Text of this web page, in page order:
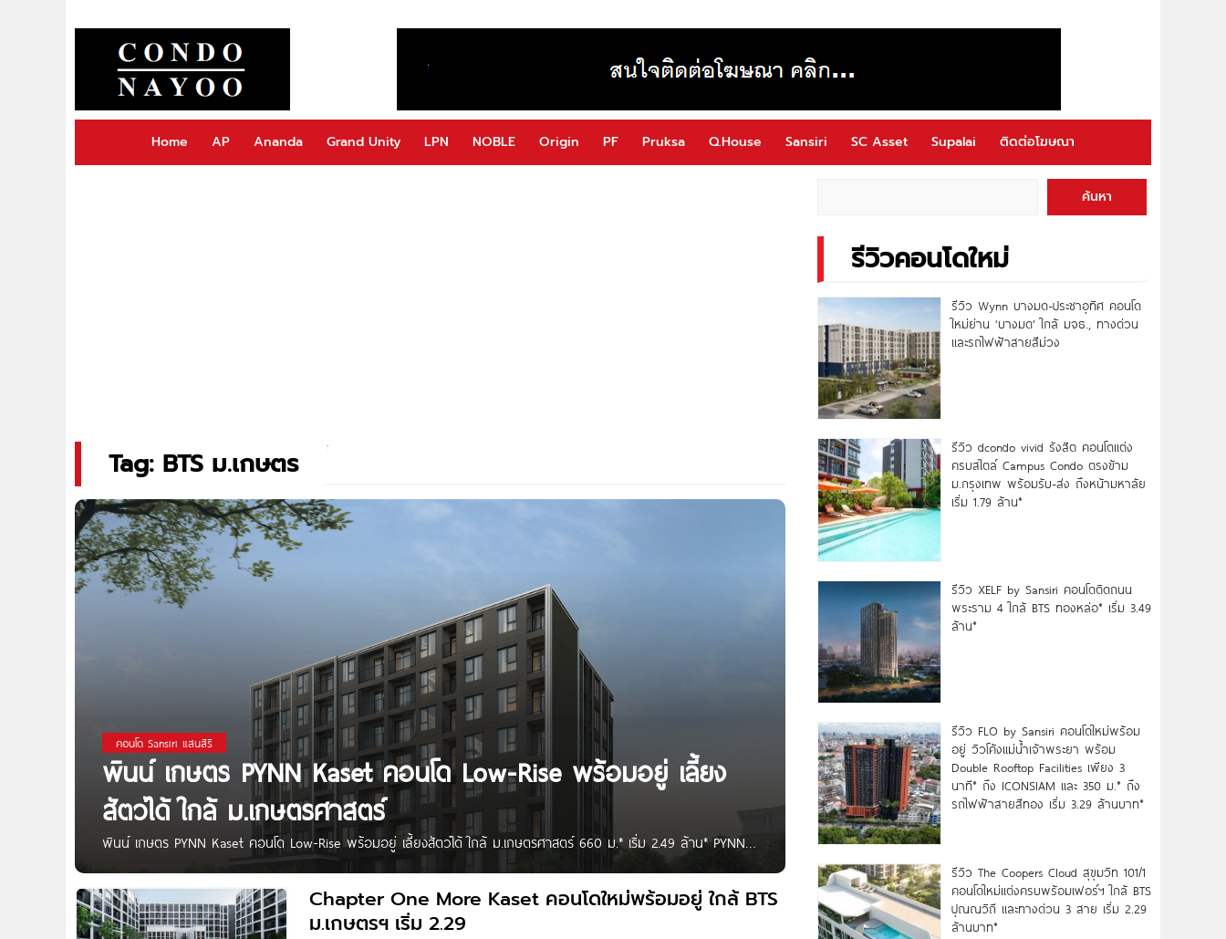
Home AP Ananda Grand Unity LPN NOBLE Origin PF Pruksa Q.House Sansiri SC Asset Supalai ติดต่อโฆษณา
Tag: BTS ม.เกษตร
คอนโด Sansiri แสนสิริ
พินน์ เกษตร PYNN Kaset คอนโด Low-Rise พร้อมอยู่ เลี้ยง
สัตว์ได้ ใกล้ ม.เกษตรศาสตร์
พินน์ เกษตร PYNN Kaset คอนโด Low-Rise พร้อมอยู่ เลี้ยงสัตว์ได้ ใกล้ ม.เกษตรศาสตร์ 660 ม.* เริ่ม 2.49 ล้าน* PYNN
เกษตร คอนโดพร้อมอยู่ เลี้ยงสัตว์ได้จาก แสนสิริ ตั้งอยู่ในซอยงามวงศ์วาน 54 (ซอยท่านผู้หญิงพหล) แขวงลาดยาว เขต
จตุจักร กทม. เพียง 2 นาที* ถึง
Chapter One More Kaset คอนโดใหม่พร้อมอยู่ ใกล้ BTS
ม.เกษตรฯ เริ่ม 2.29
ค้นหา
รีวิวคอนโดใหม่
รีวิว Wynn บางมด-ประชาอุทิศ คอนโด
ใหม่ย่าน ‘บางมด’ ใกล้ มจธ., ทางด่วน
และรถไฟฟ้าสายสีม่วง
รีวิว dcondo vivid รังสิต คอนโดแต่ง
ครบสไตล์ Campus Condo ตรงข้าม
ม.กรุงเทพ พร้อมรับ-ส่ง ถึงหน้ามหาลัย
เริ่ม 1.79 ล้าน*
รีวิว XELF by Sansiri คอนโดติดถนน
พระราม 4 ใกล้ BTS ทองหล่อ* เริ่ม 3.49
ล้าน*
รีวิว FLO by Sansiri คอนโดใหม่พร้อม
อยู่ วิวโค้งแม่น้ำเจ้าพระยา พร้อม
Double Rooftop Facilities เพียง 3
นาที* ถึง ICONSIAM และ 350 ม.* ถึง
รถไฟฟ้าสายสีทอง เริ่ม 3.29 ล้านบาท*
รีวิว The Coopers Cloud สุขุมวิท 101/1
คอนโดใหม่แต่งครบพร้อมเฟอร์ฯ ใกล้ BTS
ปุณณวิถี และทางด่วน 3 สาย เริ่ม 2.29
ล้านบาท*